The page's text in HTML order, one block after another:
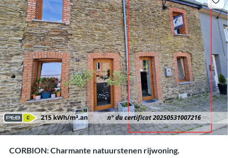
CORBION: Charmante natuurstenen rijwoning.